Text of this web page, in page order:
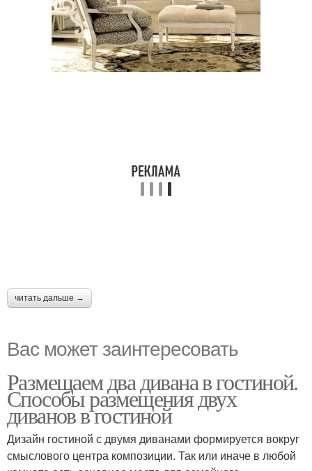
читать дальше →
Вас может заинтересовать
Размещаем два дивана в гостиной.
Способы размещения двух
диванов в гостиной
Дизайн гостиной с двумя диванами формируется вокруг
смыслового центра композиции. Так или иначе в любой